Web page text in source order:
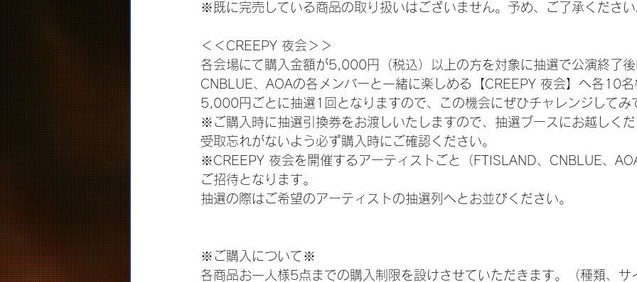
※既に完売している商品の取り扱いはございません。予め、ご了承くださ
＜＜CREEPY 夜会＞＞
各会場にて購入金額が5,000円（税込）以上の方を対象に抽選で公演終了
CNBLUE、AOAの各メンバーと一緒に楽しめる【CREEPY 夜会】へ各10
5,000円ごとに抽選1回となりますので、この機会にぜひチャレンジしてみ
※ご購入時に抽選引換券をお渡しいたしますので、抽選ブースにお越しく
受取忘れがないよう必ず購入時にご確認ください。
※CREEPY 夜会を開催するアーティストごと（FTISLAND、CNBLUE、
ご招待となります。
抽選の際はご希望のアーティストの抽選列へとお並びください。
※ご購入について※
各商品お一人様5点までの購入制限を設けさせていただきます。（種類、サ